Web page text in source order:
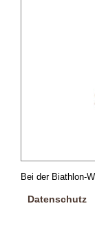
Bei der Biathlon-
Datenschutz